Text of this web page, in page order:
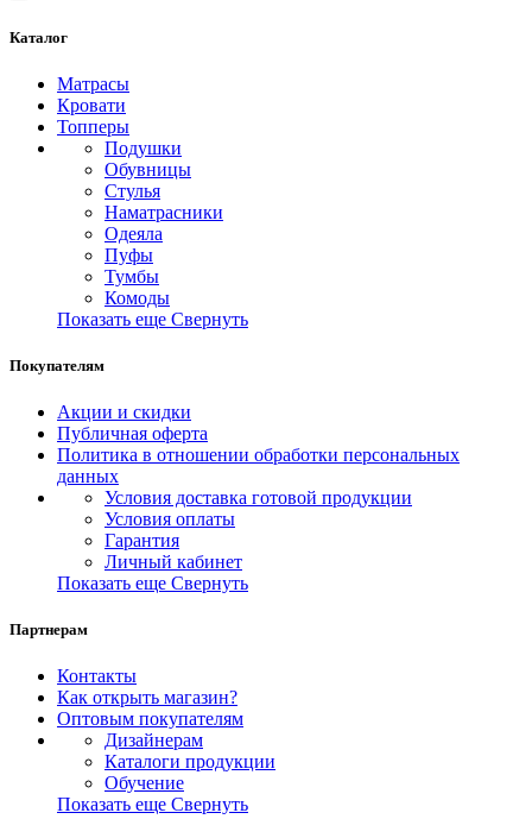
Каталог
Матрасы
Кровати
Топперы
Подушки
Обувницы
Стулья
Наматрасники
Одеяла
Пуфы
Тумбы
Комоды
Показать еще Свернуть
Покупателям
Акции и скидки
Публичная оферта
Политика в отношении обработки персональных
данных
Условия доставка готовой продукции
Условия оплаты
Гарантия
Личный кабинет
Показать еще Свернуть
Партнерам
Контакты
Как открыть магазин?
Оптовым покупателям
Дизайнерам
Каталоги продукции
Обучение
Показать еще Свернуть